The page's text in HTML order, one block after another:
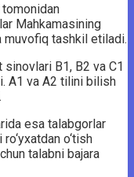
Mahkamasining
tashkil etiladi.
sinovlari B1, B2 va C1
A1 va A2 tilini bilish
esa talabgorlar
o‘tish
talabni bajara